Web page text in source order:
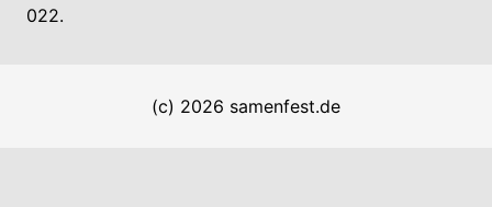
022.
(c) 2026 samenfest.de